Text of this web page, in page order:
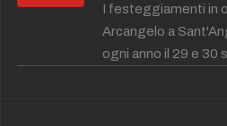
I festeggiamenti in
Arcangelo a
ogni anno il 29 e 30